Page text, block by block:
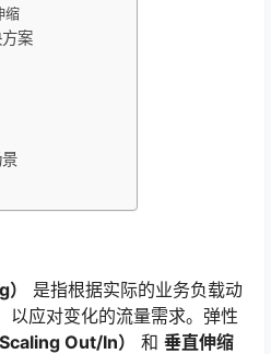
缩
案
是指根据实际的业务负载动
以应对变化的流量需求。弹性
Out/In） 和 垂直伸缩